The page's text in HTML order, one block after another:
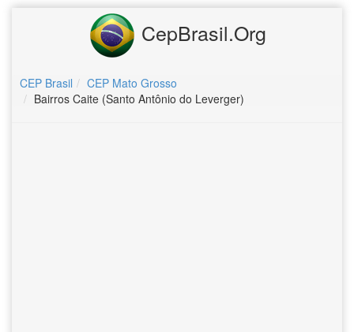
CepBrasil.Org
CEP Brasil
CEP Mato Grosso
Bairros Caite (Santo Antônio do Leverger)